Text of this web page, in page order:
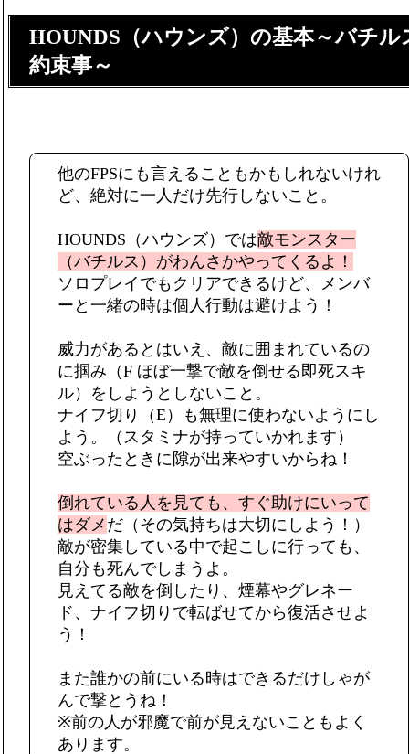
HOUNDS（ハウンズ）の基本～バチ
約束事～
他のFPSにも言えることもかもしれないけれ
ど、絶対に一人だけ先行しないこと。
HOUNDS（ハウンズ）では敵モンスター
（バチルス）がわんさかやってくるよ！
ソロプレイでもクリアできるけど、メンバ
ーと一緒の時は個人行動は避けよう！
威力があるとはいえ、敵に囲まれているの
に掴み（F ほぼ一撃で敵を倒せる即死スキ
ル）をしようとしないこと。
ナイフ切り（E）も無理に使わないようにし
よう。（スタミナが持っていかれます）
空ぶったときに隙が出来やすいからね！
倒れている人を見ても、すぐ助けにいって
はダメ だ（その気持ちは大切にしよう！）
敵が密集している中で起こしに行っても、
自分も死んでしまうよ。
見えてる敵を倒したり、煙幕やグレネー
ド、ナイフ切りで転ばせてから復活させよ
う！
また誰かの前にいる時はできるだけしゃが
んで撃とうね！
※前の人が邪魔で前が見えないこともよく
あります。